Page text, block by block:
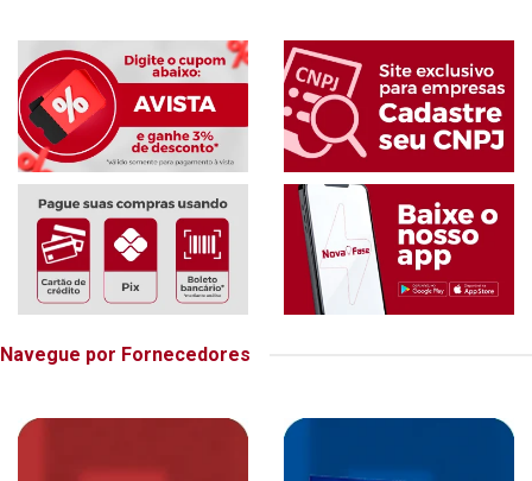
Navegue por Fornecedores